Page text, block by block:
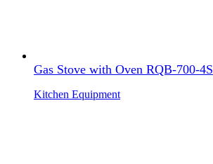
Gas Stove with Oven RQB-700-4S
Kitchen Equipment